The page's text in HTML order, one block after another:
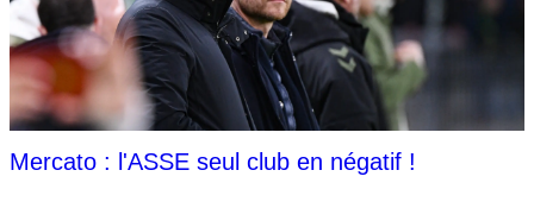
Mercato : l'ASSE seul club en négatif !